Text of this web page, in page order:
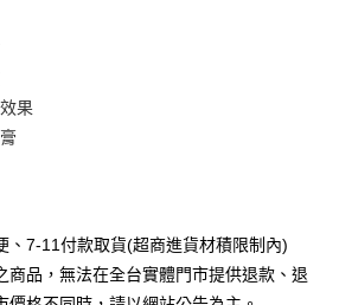
果
、7-11付款取貨(超商進貨材積限制內)
商品，無法在全台實體門市提供退款、退